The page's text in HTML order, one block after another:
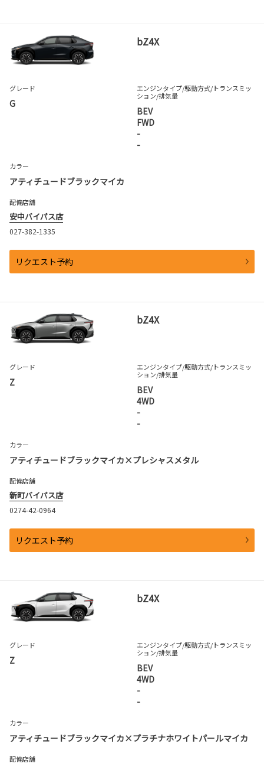
bZ4X
グレード
G
エンジンタイプ/駆動方式/トランスミッ
ション/排気量
BEV
FWD
-
-
カラー
アティチュードブラックマイカ
配備店舗
安中バイパス店
027-382-1335
リクエスト予約
bZ4X
グレード
Z
エンジンタイプ/駆動方式/トランスミッ
ション/排気量
BEV
4WD
-
-
カラー
アティチュードブラックマイカ×プレシャスメタル
配備店舗
新町バイパス店
0274-42-0964
リクエスト予約
bZ4X
グレード
Z
エンジンタイプ/駆動方式/トランスミッ
ション/排気量
BEV
4WD
-
-
カラー
アティチュードブラックマイカ×プラチナホワイトパールマイカ
配備店舗